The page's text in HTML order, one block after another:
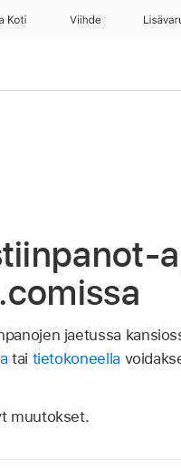
Koti Viihde
jaetussa
tai tietokoneella
muutokset.